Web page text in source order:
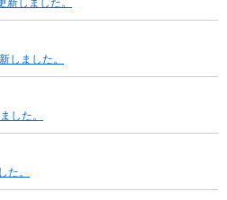
しました。
しました。
した。
た。